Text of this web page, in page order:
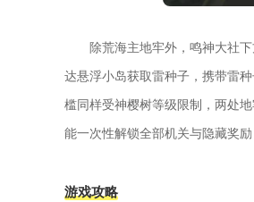
除荒海主地牢外，鸣神大社
达悬浮小岛获取雷种子，携带雷
槛同样受神樱树等级限制，两处
能一次性解锁全部机关与隐藏奖励
游戏攻略